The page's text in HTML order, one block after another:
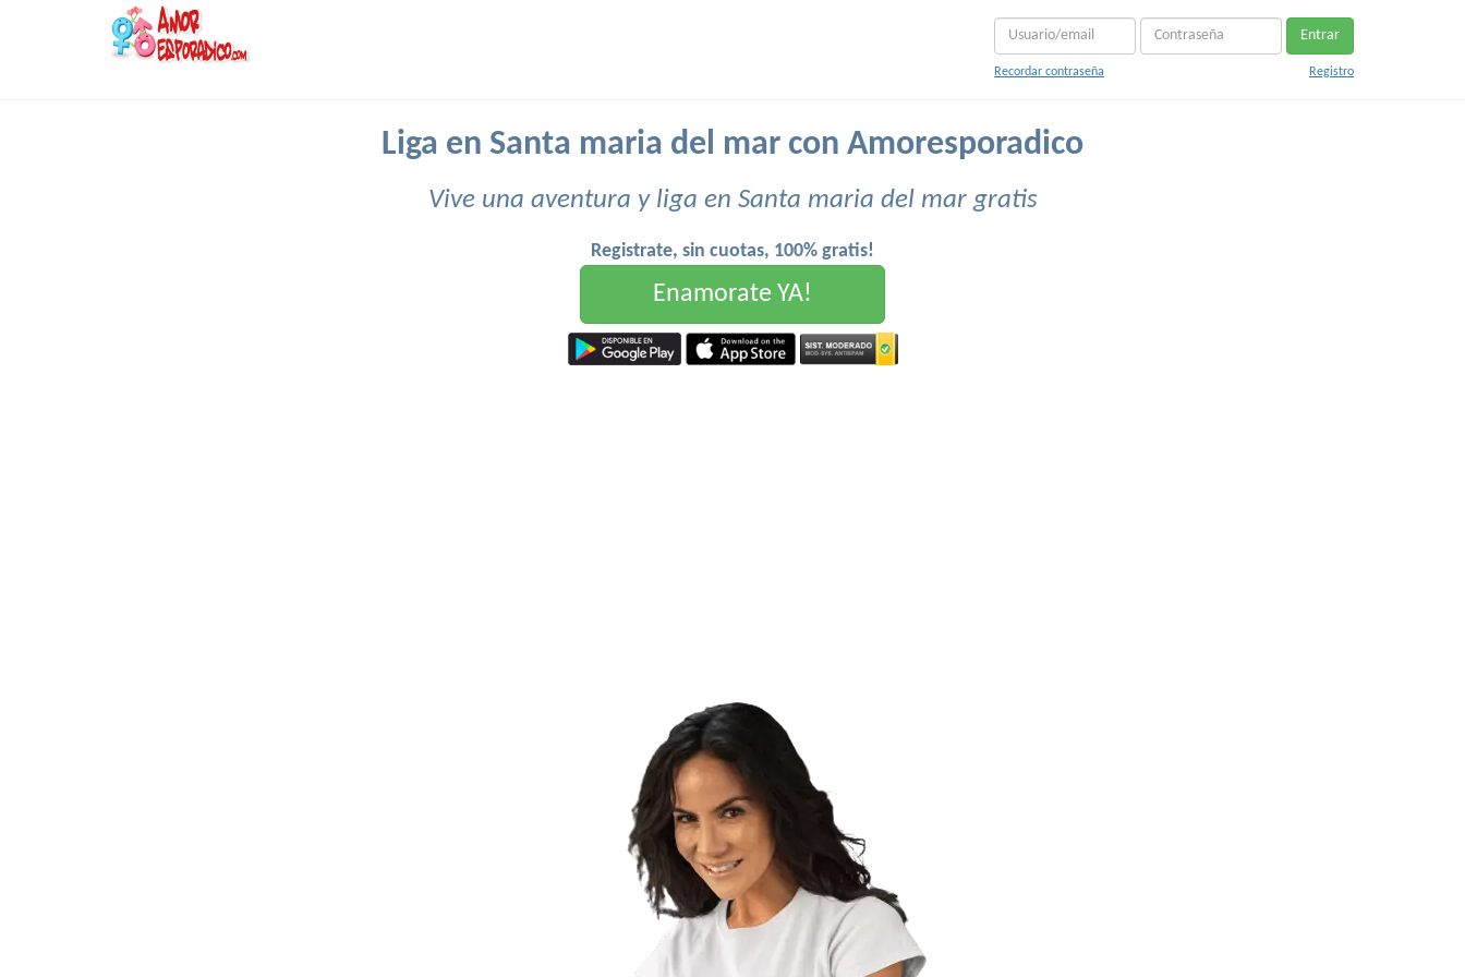
Entrar
Recordar contraseña Registro
Liga en Santa maria del mar con Amoresporadico
Vive una aventura y liga en Santa maria del mar gratis
Registrate, sin cuotas, 100% gratis!
Enamorate YA!